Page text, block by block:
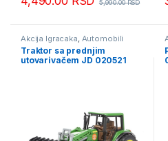
5,990.00RSD
Akcija Igracaka Automobili
avioni i helikopteri
Traktor sa prednjim
utovarivačem JD 020521